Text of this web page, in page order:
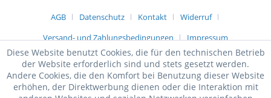
AGB Datenschutz Kontakt
Widerruf
Versand- und Zahlungsbedingungen
Impressum
Diese Website benutzt Cookies, die für den technischen Betrieb
der Website erforderlich sind und stets gesetzt werden.
Andere Cookies, die den Komfort bei Benutzung dieser Website
erhöhen, der Direktwerbung dienen oder die Interaktion mit